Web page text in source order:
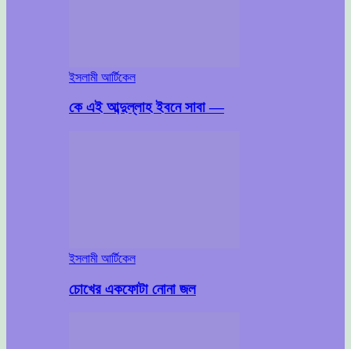
ইসলামী আর্টিকেল
কে এই আব্দুল্লাহ ইবনে সাবা —
ইসলামী আর্টিকেল
চোখের একফোটা নোনা জল